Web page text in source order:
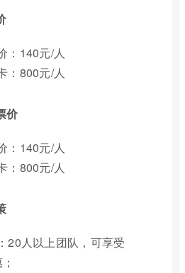
：140元/人
：800元/人
价
：140元/人
：800元/人
20人以上团队，可享受